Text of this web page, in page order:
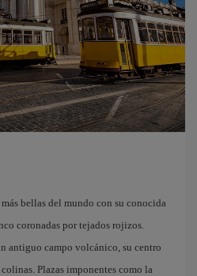
bellas del mundo con su conocida
coronadas por tejados rojizos.
antiguo campo volcánico, su centro
Plazas imponentes como la